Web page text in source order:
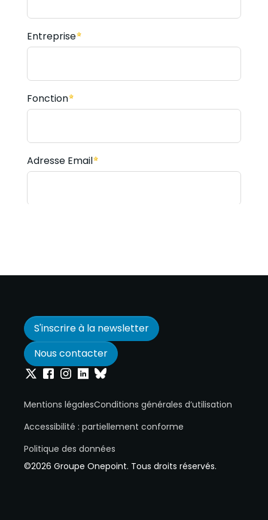
S'inscrire à la newsletter
Nous contacter
Onepoint sur Twitter
Onepoint sur Facebook
Onepoint sur Instagram
Onepoint sur Linkedin
Onepoint sur Bluesky
Mentions légalesConditions générales d’utilisation
Accessibilité : partiellement conforme
Politique des données
©2026 Groupe Onepoint. Tous droits réservés.